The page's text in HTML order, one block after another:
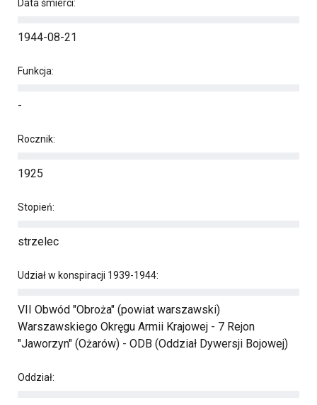
Data śmierci:
1944-08-21
Funkcja:
-
Rocznik:
1925
Stopień:
strzelec
Udział w konspiracji 1939-1944:
VII Obwód "Obroża" (powiat warszawski)
Warszawskiego Okręgu Armii Krajowej - 7 Rejon
"Jaworzyn" (Ożarów) - ODB (Oddział Dywersji Bojowej)
Oddział: